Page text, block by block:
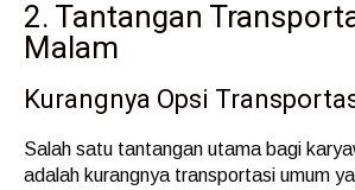
2. Tantangan
Malam
Kurangnya Opsi
Salah satu tantangan utama bagi
adalah kurangnya transportasi umum